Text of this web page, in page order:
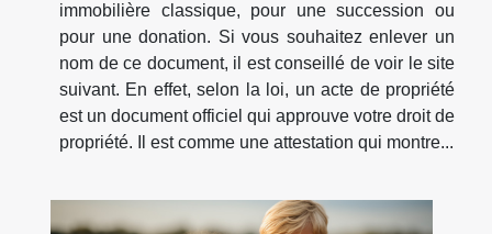
immobilière classique, pour une succession ou
pour une donation. Si vous souhaitez enlever un
nom de ce document, il est conseillé de voir le site
suivant. En effet, selon la loi, un acte de propriété
est un document officiel qui approuve votre droit de
propriété. Il est comme une attestation qui montre...